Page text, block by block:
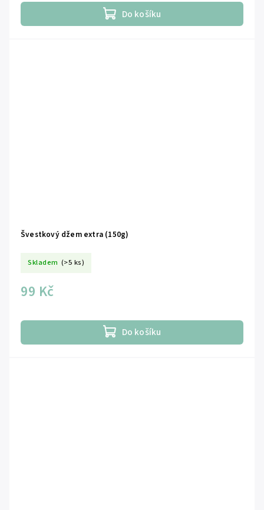
Do košíku
Švestkový džem extra (150g)
Skladem (>5 ks)
99 Kč
Do košíku